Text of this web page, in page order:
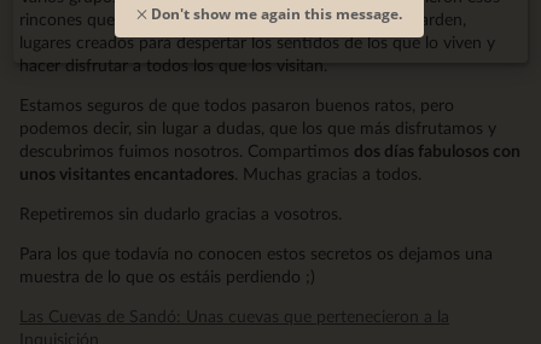
rincones que se ocultan sobre y bajo el Inhala Hotel Garden,
lugares creados para despertar los sentidos de los que lo viven y
hacer disfrutar a todos los que los visitan.
Estamos seguros de que todos pasaron buenos ratos, pero
podemos decir, sin lugar a dudas, que los que más disfrutamos y
descubrimos fuimos nosotros. Compartimos dos días fabulosos con
unos visitantes encantadores . Muchas gracias a todos.
Repetiremos sin dudarlo gracias a vosotros.
Para los que todavía no conocen estos secretos os dejamos una
muestra de lo que os estáis perdiendo ;)
Las Cuevas de Sandó: Unas cuevas que pertenecieron a la
Inquisición
Don't show me again this message.